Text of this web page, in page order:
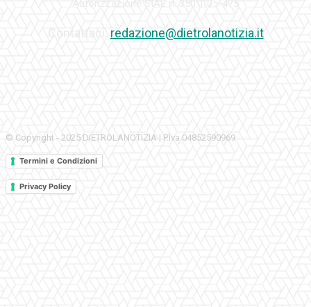
redazione@dietrolanotizia.it
© Copyright - 2025 DIETROLANOTIZIA | P.Iva 04852590969
Termini e Condizioni
Privacy Policy